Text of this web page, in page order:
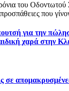
του
που
για την
χαρά στην
σε